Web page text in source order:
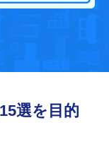
選を目的